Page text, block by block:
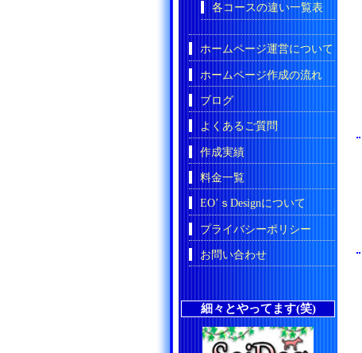
各コースの違い一覧表
ホームページ運営について
ホームページ作成の流れ
ブログ
よくあるご質問
作成実績
料金一覧
EO’ｓDesignについて
プライバシーポリシー
お問い合わせ
細々とやってます(笑)